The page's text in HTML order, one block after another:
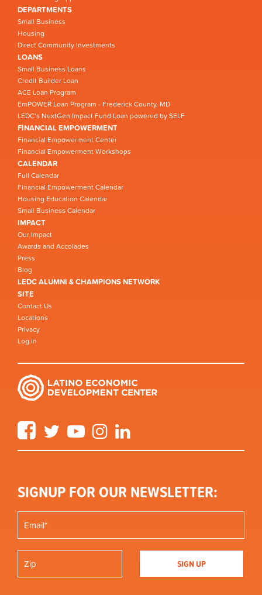
DEPARTMENTS
Small Business
Housing
Direct Community Investments
LOANS
Small Business Loans
Credit Builder Loan
ACE Loan Program
EmPOWER Loan Program - Frederick County, MD
LEDC’s NextGen Impact Fund Loan powered by SELF
FINANCIAL EMPOWERMENT
Financial Empowerment Center
Financial Empowerment Workshops
CALENDAR
Full Calendar
Financial Empowerment Calendar
Housing Education Calendar
Small Business Calendar
IMPACT
Our Impact
Awards and Accolades
Press
Blog
LEDC ALUMNI & CHAMPIONS NETWORK
SITE
Contact Us
Locations
Privacy
Log in
FacebookTwitter YouTube Instagram
SIGNUP FOR OUR NEWSLETTER: